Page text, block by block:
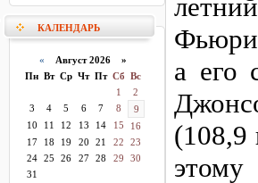
КАЛЕНДАРЬ
« Август 2026 »
Пн Вт Ср Чт Пт Сб Вс
1
2
3
4 5 6 7 8
9
10
11 12 13 14 15
16
17
18 19 20 21 22
23
24
25 26 27 28 29
30
31
Фьюри
а его
(108,9